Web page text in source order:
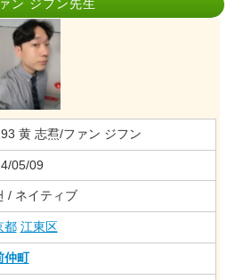
ン ジフン先生
黄 志焄/ファン ジフン
05/09
/ ネイティブ
都 江東区
仲町